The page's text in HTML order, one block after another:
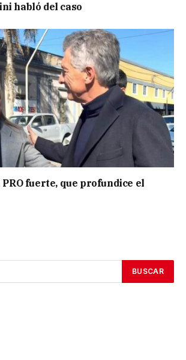
habló del caso
PRO fuerte, que profundice el